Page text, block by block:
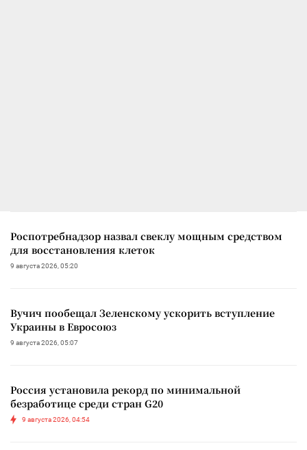
Роспотребнадзор назвал свеклу мощным средством
для восстановления клеток
9 августа 2026, 05:20
Вучич пообещал Зеленскому ускорить вступление
Украины в Евросоюз
9 августа 2026, 05:07
Россия установила рекорд по минимальной
безработице среди стран G20
9 августа 2026, 04:54